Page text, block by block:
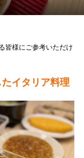
皆様にご参考いただけ
イタリア料理